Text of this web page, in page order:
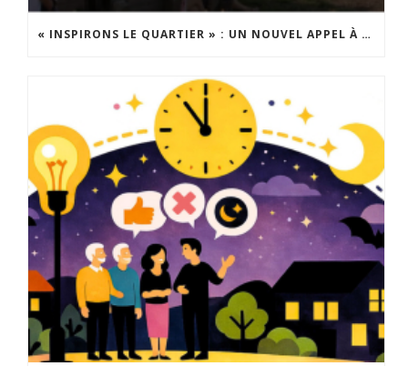
« INSPIRONS LE QUARTIER » : UN NOUVEL APPEL À PROJETS EST LANCÉ !